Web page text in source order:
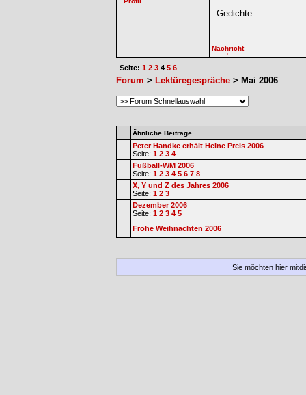
Gedichte
Seite: 1 2 3 4 5 6
Forum > Lektüregespräche > Mai 2006
Ähnliche Beiträge
Peter Handke erhält Heine Preis 2006
Seite: 1 2 3 4
Fußball-WM 2006
Seite: 1 2 3 4 5 6 7 8
X, Y und Z des Jahres 2006
Seite: 1 2 3
Dezember 2006
Seite: 1 2 3 4 5
Frohe Weihnachten 2006
Sie möchten hier